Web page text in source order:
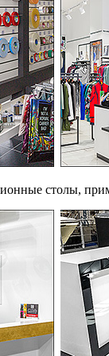
столы,